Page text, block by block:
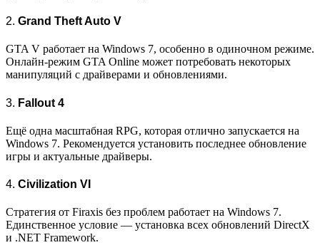
2. Grand Theft Auto V
GTA V работает на Windows 7, особенно в одиночном режиме.
Онлайн-режим GTA Online может потребовать некоторых
манипуляций с драйверами и обновлениями.
3. Fallout 4
Ещё одна масштабная RPG, которая отлично запускается на
Windows 7. Рекомендуется установить последнее обновление
игры и актуальные драйверы.
4. Civilization VI
Стратегия от Firaxis без проблем работает на Windows 7.
Единственное условие — установка всех обновлений DirectX
и .NET Framework.